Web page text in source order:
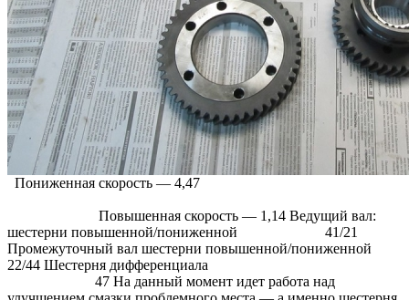
Пониженная скорость — 4,47
Повышенная скорость — 1,14 Ведущий вал:
шестерни повышенной/пониженной 41/21
Промежуточный вал шестерни повышенной/пониженной
22/44 Шестерня дифференциала
47 На данный момент идет работа над